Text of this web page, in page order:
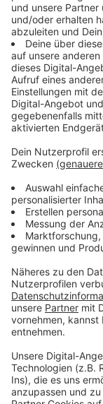
18.10.2026 (So),
19.10.2026 (Mo),
04.11.2026 (Mi),
05.11.2026 (Do),
07.11.2026 (Sa),
Jetzt Tickets
Audiotitel - Punk